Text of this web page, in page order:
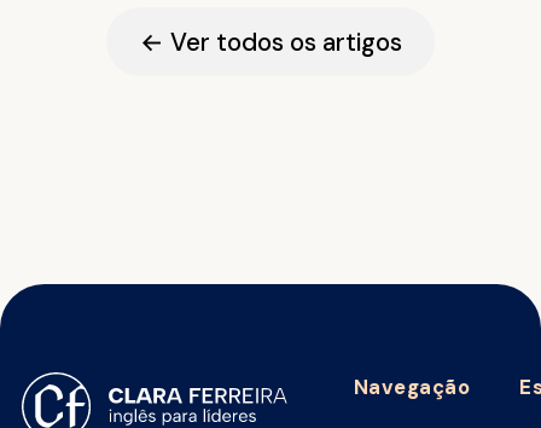
← Ver todos os artigos
Navegação